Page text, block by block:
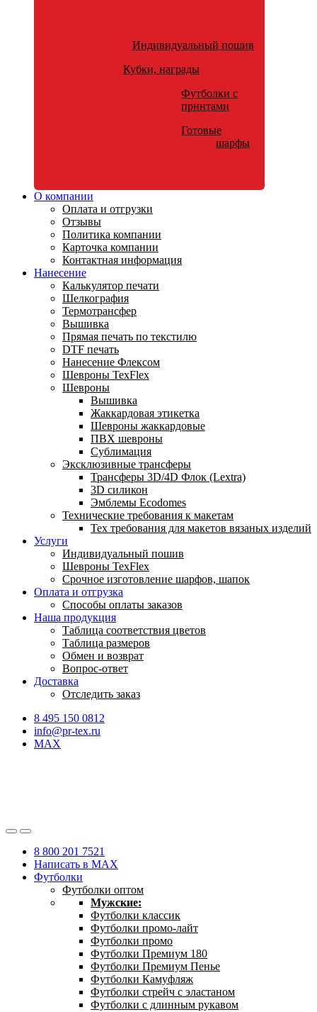
Индивидуальный пошив
Кубки, награды
Футболки с
принтами
Готовые
шарфы
О компании
Оплата и отгрузки
Отзывы
Политика компании
Карточка компании
Контактная информация
Нанесение
Калькулятор печати
Шелкография
Термотрансфер
Вышивка
Прямая печать по текстилю
DTF печать
Нанесение Флексом
Шевроны TexFlex
Шевроны
Вышивка
Жаккардовая этикетка
Шевроны жаккардовые
ПВХ шевроны
Сублимация
Эксклюзивные трансферы
Трансферы 3D/4D Флок (Lextra)
3D силикон
Эмблемы Ecodomes
Технические требования к макетам
Тех требования для макетов вязаных изделий
Услуги
Индивидуальный пошив
Шевроны TexFlex
Срочное изготовление шарфов, шапок
Оплата и отгрузка
Способы оплаты заказов
Наша продукция
Таблица соответствия цветов
Таблица размеров
Обмен и возврат
Вопрос-ответ
Доставка
Отследить заказ
8 495 150 0812
info@pr-tex.ru
MAX
8 800 201 7521
Написать в MAX
Футболки
Футболки оптом
Мужские:
Футболки классик
Футболки промо-лайт
Футболки промо
Футболки Премиум 180
Футболки Премиум Пенье
Футболки Камуфляж
Футболки стрейч с эластаном
Футболки с длинным рукавом